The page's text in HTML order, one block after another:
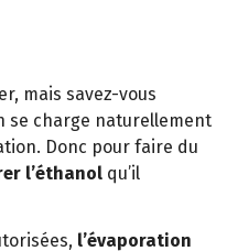
mais savez-vous
se charge naturellement
Donc pour faire du
l’éthanol qu’il
l’évaporation